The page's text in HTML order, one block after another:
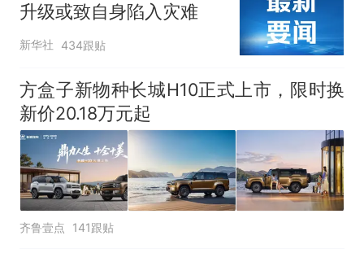
升级或致自身陷入灾难
新华社 434跟贴
方盒子新物种长城H10正式上市，限时换
新价20.18万元起
齐鲁壹点 141跟贴